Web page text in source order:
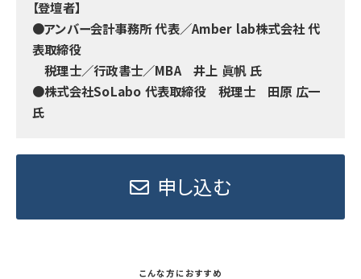
【登壇者】
●アンバー会計事務所 代表／Amber lab株式会社 代
表取締役
税理士／行政書士／MBA 井上 眞帆 氏
●株式会社SoLabo 代表取締役 税理士 田原 広一
氏
申し込む
こんな方におすすめ